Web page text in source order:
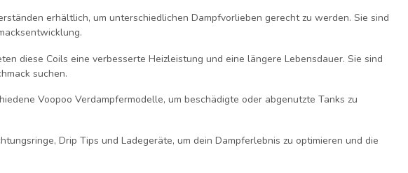
erhältlich, um unterschiedlichen Dampfvorlieben gerecht zu werden. Sie sind
diese Coils eine verbesserte Heizleistung und eine längere Lebensdauer. Sie sind
suchen.
Voopoo Verdampfermodelle, um beschädigte oder abgenutzte Tanks zu
Drip Tips und Ladegeräte, um dein Dampferlebnis zu optimieren und die